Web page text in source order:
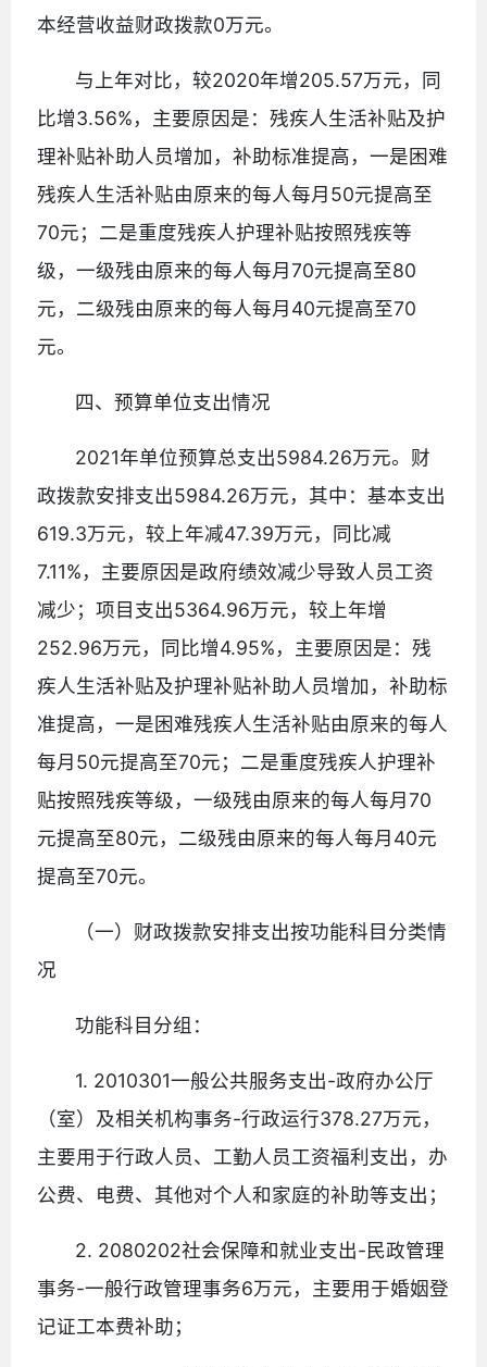
本经营收益财政拨款0万元。
与上年对比，较2020年增205.57万元，同
比增3.56%，主要原因是：残疾人生活补贴及护
理补贴补助人员增加，补助标准提高，一是困难
残疾人生活补贴由原来的每人每月50元提高至
70元；二是重度残疾人护理补贴按照残疾等
级，一级残由原来的每人每月70元提高至80
元，二级残由原来的每人每月40元提高至70
元。
四、预算单位支出情况
2021年单位预算总支出5984.26万元。财
政拨款安排支出5984.26万元，其中：基本支出
619.3万元，较上年减47.39万元，同比减
7.11%，主要原因是政府绩效减少导致人员工资
减少；项目支出5364.96万元，较上年增
252.96万元，同比增4.95%，主要原因是：残
疾人生活补贴及护理补贴补助人员增加，补助标
准提高，一是困难残疾人生活补贴由原来的每人
每月50元提高至70元；二是重度残疾人护理补
贴按照残疾等级，一级残由原来的每人每月70
元提高至80元，二级残由原来的每人每月40元
提高至70元。
（一）财政拨款安排支出按功能科目分类情
况
功能科目分组：
1. 2010301一般公共服务支出-政府办公厅
（室）及相关机构事务-行政运行378.27万元，
主要用于行政人员、工勤人员工资福利支出，办
公费、电费、其他对个人和家庭的补助等支出；
2. 2080202社会保障和就业支出-民政管理
事务-一般行政管理事务6万元，主要用于婚姻登
记证工本费补助；